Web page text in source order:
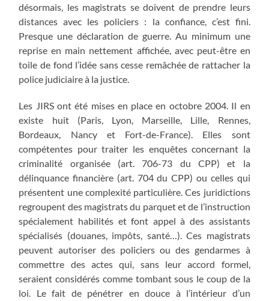
désormais, les magistrats se doivent de prendre leurs
distances avec les policiers : la confiance, c’est fini.
Presque une déclaration de guerre. Au minimum une
reprise en main nettement affichée, avec peut-être en
toile de fond l’idée sans cesse remâchée de rattacher la
police judiciaire à la justice.
Les JIRS ont été mises en place en octobre 2004. Il en
existe huit (Paris, Lyon, Marseille, Lille, Rennes,
Bordeaux, Nancy et Fort-de-France). Elles sont
compétentes pour traiter les enquêtes concernant la
criminalité organisée (art. 706-73 du CPP) et la
délinquance financière (art. 704 du CPP) ou celles qui
présentent une complexité particulière. Ces juridictions
regroupent des magistrats du parquet et de l’instruction
spécialement habilités et font appel à des assistants
spécialisés (douanes, impôts, santé…). Ces magistrats
peuvent autoriser des policiers ou des gendarmes à
commettre des actes qui, sans leur accord formel,
seraient considérés comme tombant sous le coup de la
loi. Le fait de pénétrer en douce à l’intérieur d’un